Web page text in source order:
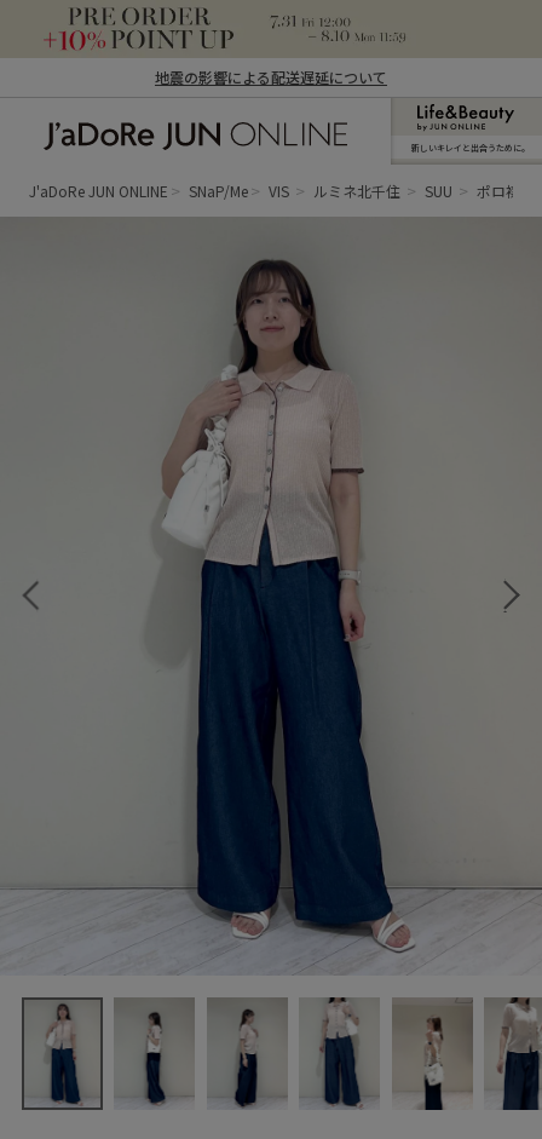
地震の影響による配送遅延について
ン オンライン）
新しいキレイと出合うために。
J'aDoRe JUN ONLINE SNaP/Me VIS ルミネ北千住 SUU ポロ襟カ